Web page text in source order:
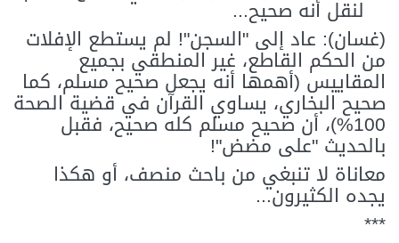
لنقل أنه صحيح...
(غسان): عاد إلى "السجن"! لم يستطع الإفلات
من الحكم القاطع، غير المنطقي بجميع
المقاييس (أهمها أنه يجعل صحيح مسلم، كما
صحيح البخاري، يساوي القرآن في قضية الصحة
100%)، أن صحيح مسلم كله صحيح، فقبل
بالحديث "على مضض"!
معاناة لا تنبغي من باحث منصف، أو هكذا
يجده الكثيرون...
***